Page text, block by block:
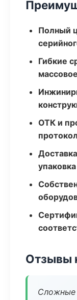
Полный
Гибкие
ОТК и
упаковка
Отзывы
Сложные